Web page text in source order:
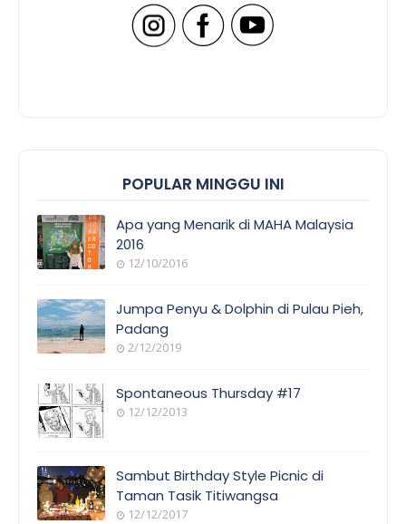
POPULAR MINGGU INI
Apa yang Menarik di MAHA Malaysia
2016
12/10/2016
Jumpa Penyu & Dolphin di Pulau Pieh,
Padang
2/12/2019
Spontaneous Thursday #17
12/12/2013
Sambut Birthday Style Picnic di
Taman Tasik Titiwangsa
12/12/2017